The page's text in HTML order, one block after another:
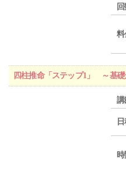
料
四柱推命「ステップ1」 ～基
講
時